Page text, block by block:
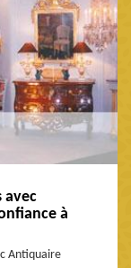
avec
à
Antiquaire